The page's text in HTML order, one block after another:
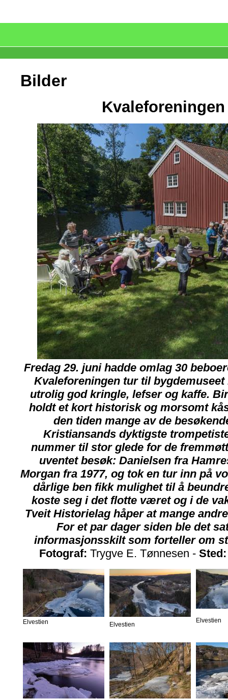
Bilder
Fredag 29. juni hadde omlag 30
Kvaleforeningen tur til
utrolig god kringle, lefser og kaffe.
holdt et kort historisk og morsomt
den tiden mange av de
Kristiansands dyktigste
nummer til stor glede for de
uventet besøk: Danielsen fra
Morgan fra 1977, og tok en tur inn på
dårlige ben fikk mulighet til å
koste seg i det flotte været og i de
Tveit Historielag håper at mange
For et par dager siden ble det
informasjonsskilt som forteller om
Fotograf: Trygve E. Tønnesen - Sted:
Elvestien Elvestien
Elvestien